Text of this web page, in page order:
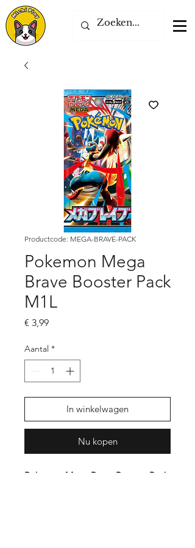
Productcode: MEGA-BRAVE-PACK
Pokemon Mega
Brave Booster Pack
M1L
€ 3,99Prijs
Aantal *
In winkelwagen
Nu kopen
Pokemon Mega Brave Booster Pack